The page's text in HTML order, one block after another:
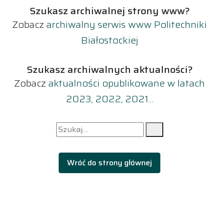
Szukasz archiwalnej strony www?
Zobaczarchiwalny serwis www Politechniki
Białostockiej
Szukasz archiwalnych aktualności?
Zobaczaktualności opublikowane w latach
2023, 2022, 2021…
Szukaj dla:
Szukaj
Wróć do strony głównej